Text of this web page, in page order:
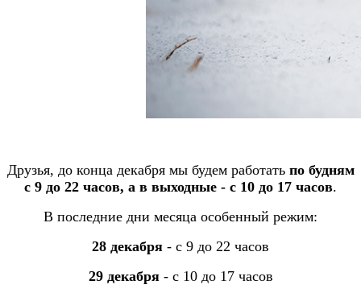
Друзья, до конца декабря мы будем работать по будням
с 9 до 22 часов, а в выходные - с 10 до 17 часов.
В последние дни месяца особенный режим:
28 декабря - с 9 до 22 часов
29 декабря- с 10 до 17 часов